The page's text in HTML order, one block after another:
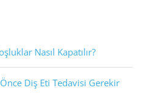
Nasıl Kapatılır?
Diş Eti Tedavisi Gerekir